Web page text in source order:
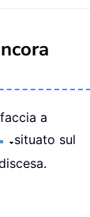
a
situato sul